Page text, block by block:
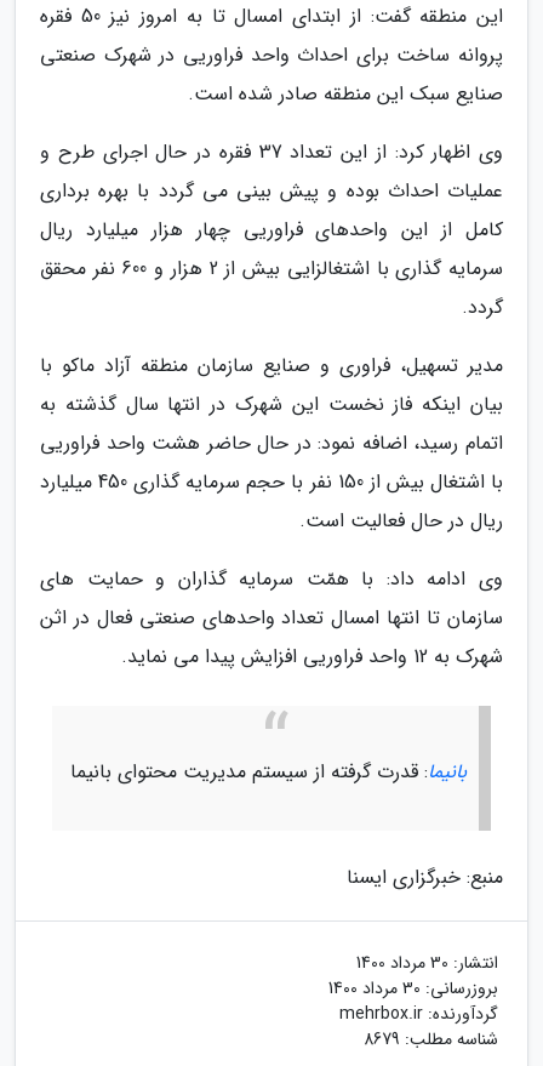
این منطقه گفت: از ابتدای امسال تا به امروز نیز 50 فقره
پروانه ساخت برای احداث واحد فراوریی در شهرک صنعتی
صنایع سبک این منطقه صادر شده است.
وی اظهار کرد: از این تعداد 37 فقره در حال اجرای طرح و
عملیات احداث بوده و پیش بینی می گردد با بهره برداری
کامل از این واحدهای فراوریی چهار هزار میلیارد ریال
سرمایه گذاری با اشتغالزایی بیش از 2 هزار و 600 نفر محقق
گردد.
مدیر تسهیل، فراوری و صنایع سازمان منطقه آزاد ماکو با
بیان اینکه فاز نخست این شهرک در انتها سال گذشته به
اتمام رسید، اضافه نمود: در حال حاضر هشت واحد فراوریی
با اشتغال بیش از 150 نفر با حجم سرمایه گذاری 450 میلیارد
ریال در حال فعالیت است.
وی ادامه داد: با همّت سرمایه گذاران و حمایت های
سازمان تا انتها امسال تعداد واحدهای صنعتی فعال در اثن
شهرک به 12 واحد فراوریی افزایش پیدا می نماید.
بانیما: قدرت گرفته از سیستم مدیریت محتوای بانیما
منبع: خبرگزاری ایسنا
انتشار: 30 مرداد 1400
بروزرسانی: 30 مرداد 1400
گردآورنده: mehrbox.ir
شناسه مطلب: 8679